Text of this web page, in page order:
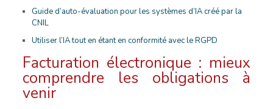
Guide d’auto-évaluation pour les systèmes d’IA créé par la
CNIL
Utiliser l’IA tout en étant en conformité avec le RGPD
Facturation électronique : mieux
comprendre les obligations à
venir